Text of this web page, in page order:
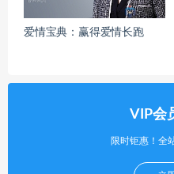
爱情宝典：赢得爱情长跑
VIP会
限时钜惠！全